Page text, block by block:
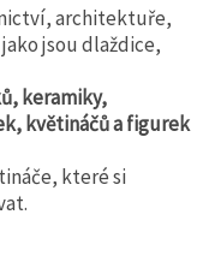
architektuře,
jsou dlaždice,
keramiky,
květináčů a figurek
které si